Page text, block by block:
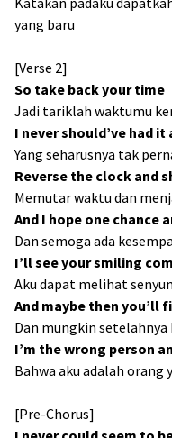
yang baru
[Verse 2]
So take back your time
Jadi tariklah waktumu
I never should’ve had it
Yang seharusnya tak
Reverse the clock and
Memutar waktu dan
And I hope one chance
Dan semoga ada
I’ll see your smiling
Aku dapat melihat
And maybe then you’ll
Dan mungkin setelahnya
I’m the wrong person
Bahwa aku adalah orang
[Pre-Chorus]